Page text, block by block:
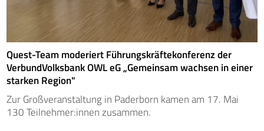
Quest-Team moderiert Führungskräftekonferenz der
VerbundVolksbank OWL eG „Gemeinsam wachsen in einer
starken Region"
Zur Großveranstaltung in Paderborn kamen am 17. Mai
130 Teilnehmer:innen zusammen.